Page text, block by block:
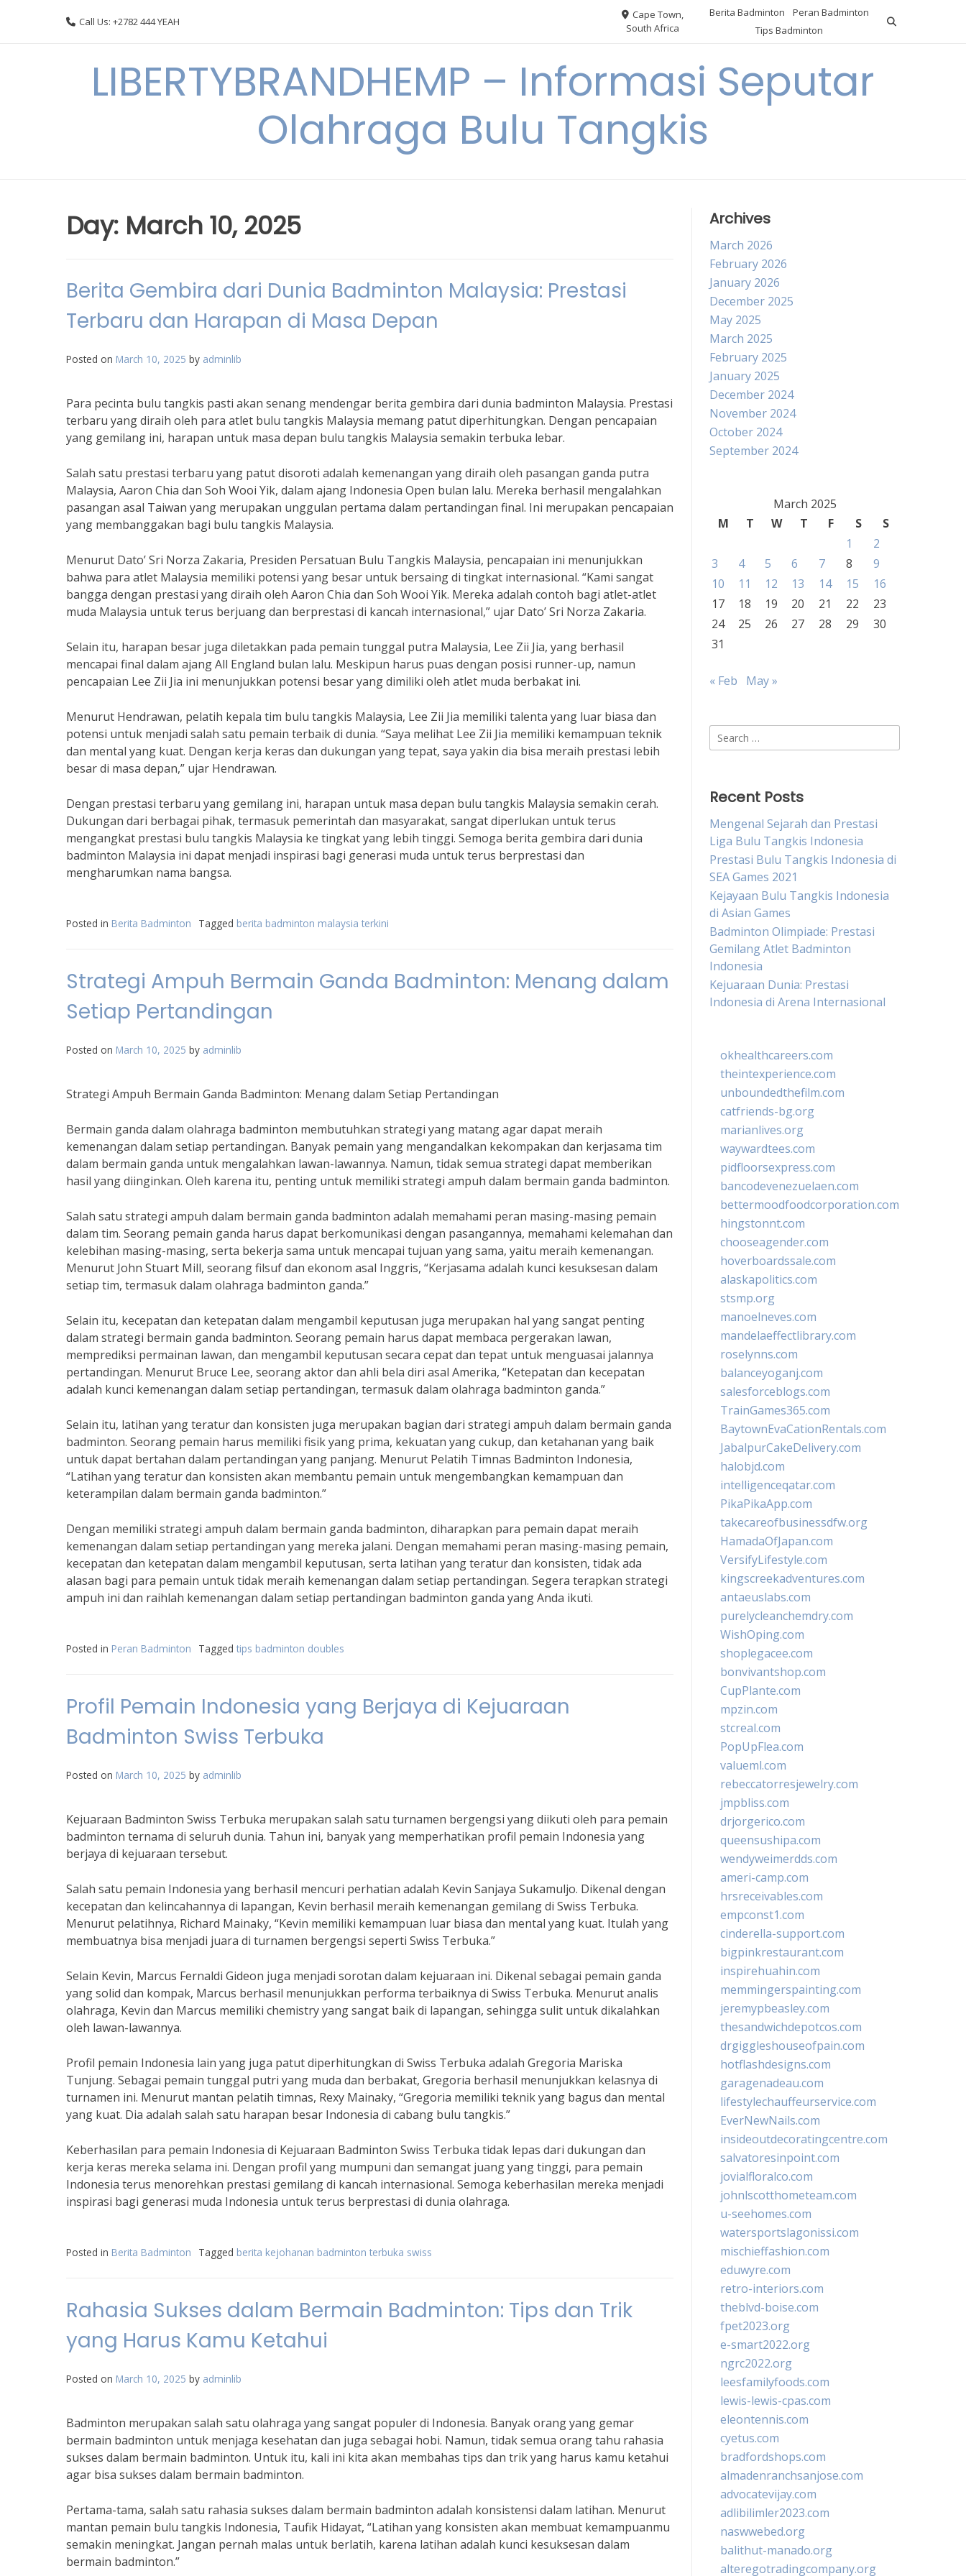
Call Us: +2782 444 YEAH
Cape Town,
South Africa
Berita Badminton
Peran Badminton
Tips Badminton
LIBERTYBRANDHEMP – Informasi Seputar
Olahraga Bulu Tangkis
Day: March 10, 2025
Berita Gembira dari Dunia Badminton Malaysia: Prestasi
Terbaru dan Harapan di Masa Depan
Posted on March 10, 2025 by adminlib
Para pecinta bulu tangkis pasti akan senang mendengar berita gembira dari dunia badminton Malaysia. Prestasi
terbaru yang diraih oleh para atlet bulu tangkis Malaysia memang patut diperhitungkan. Dengan pencapaian
yang gemilang ini, harapan untuk masa depan bulu tangkis Malaysia semakin terbuka lebar.
Salah satu prestasi terbaru yang patut disoroti adalah kemenangan yang diraih oleh pasangan ganda putra
Malaysia, Aaron Chia dan Soh Wooi Yik, dalam ajang Indonesia Open bulan lalu. Mereka berhasil mengalahkan
pasangan asal Taiwan yang merupakan unggulan pertama dalam pertandingan final. Ini merupakan pencapaian
yang membanggakan bagi bulu tangkis Malaysia.
Menurut Dato’ Sri Norza Zakaria, Presiden Persatuan Bulu Tangkis Malaysia, pencapaian ini menunjukkan
bahwa para atlet Malaysia memiliki potensi yang besar untuk bersaing di tingkat internasional. “Kami sangat
bangga dengan prestasi yang diraih oleh Aaron Chia dan Soh Wooi Yik. Mereka adalah contoh bagi atlet-atlet
muda Malaysia untuk terus berjuang dan berprestasi di kancah internasional,” ujar Dato’ Sri Norza Zakaria.
Selain itu, harapan besar juga diletakkan pada pemain tunggal putra Malaysia, Lee Zii Jia, yang berhasil
mencapai final dalam ajang All England bulan lalu. Meskipun harus puas dengan posisi runner-up, namun
pencapaian Lee Zii Jia ini menunjukkan potensi besar yang dimiliki oleh atlet muda berbakat ini.
Menurut Hendrawan, pelatih kepala tim bulu tangkis Malaysia, Lee Zii Jia memiliki talenta yang luar biasa dan
potensi untuk menjadi salah satu pemain terbaik di dunia. “Saya melihat Lee Zii Jia memiliki kemampuan teknik
dan mental yang kuat. Dengan kerja keras dan dukungan yang tepat, saya yakin dia bisa meraih prestasi lebih
besar di masa depan,” ujar Hendrawan.
Dengan prestasi terbaru yang gemilang ini, harapan untuk masa depan bulu tangkis Malaysia semakin cerah.
Dukungan dari berbagai pihak, termasuk pemerintah dan masyarakat, sangat diperlukan untuk terus
mengangkat prestasi bulu tangkis Malaysia ke tingkat yang lebih tinggi. Semoga berita gembira dari dunia
badminton Malaysia ini dapat menjadi inspirasi bagi generasi muda untuk terus berprestasi dan
mengharumkan nama bangsa.
Posted in Berita Badminton Tagged berita badminton malaysia terkini
Strategi Ampuh Bermain Ganda Badminton: Menang dalam
Setiap Pertandingan
Posted on March 10, 2025 by adminlib
Strategi Ampuh Bermain Ganda Badminton: Menang dalam Setiap Pertandingan
Bermain ganda dalam olahraga badminton membutuhkan strategi yang matang agar dapat meraih
kemenangan dalam setiap pertandingan. Banyak pemain yang mengandalkan kekompakan dan kerjasama tim
dalam bermain ganda untuk mengalahkan lawan-lawannya. Namun, tidak semua strategi dapat memberikan
hasil yang diinginkan. Oleh karena itu, penting untuk memiliki strategi ampuh dalam bermain ganda badminton.
Salah satu strategi ampuh dalam bermain ganda badminton adalah memahami peran masing-masing pemain
dalam tim. Seorang pemain ganda harus dapat berkomunikasi dengan pasangannya, memahami kelemahan dan
kelebihan masing-masing, serta bekerja sama untuk mencapai tujuan yang sama, yaitu meraih kemenangan.
Menurut John Stuart Mill, seorang filsuf dan ekonom asal Inggris, “Kerjasama adalah kunci kesuksesan dalam
setiap tim, termasuk dalam olahraga badminton ganda.”
Selain itu, kecepatan dan ketepatan dalam mengambil keputusan juga merupakan hal yang sangat penting
dalam strategi bermain ganda badminton. Seorang pemain harus dapat membaca pergerakan lawan,
memprediksi permainan lawan, dan mengambil keputusan secara cepat dan tepat untuk menguasai jalannya
pertandingan. Menurut Bruce Lee, seorang aktor dan ahli bela diri asal Amerika, “Ketepatan dan kecepatan
adalah kunci kemenangan dalam setiap pertandingan, termasuk dalam olahraga badminton ganda.”
Selain itu, latihan yang teratur dan konsisten juga merupakan bagian dari strategi ampuh dalam bermain ganda
badminton. Seorang pemain harus memiliki fisik yang prima, kekuatan yang cukup, dan ketahanan yang baik
untuk dapat bertahan dalam pertandingan yang panjang. Menurut Pelatih Timnas Badminton Indonesia,
“Latihan yang teratur dan konsisten akan membantu pemain untuk mengembangkan kemampuan dan
keterampilan dalam bermain ganda badminton.”
Dengan memiliki strategi ampuh dalam bermain ganda badminton, diharapkan para pemain dapat meraih
kemenangan dalam setiap pertandingan yang mereka jalani. Dengan memahami peran masing-masing pemain,
kecepatan dan ketepatan dalam mengambil keputusan, serta latihan yang teratur dan konsisten, tidak ada
alasan bagi para pemain untuk tidak meraih kemenangan dalam setiap pertandingan. Segera terapkan strategi
ampuh ini dan raihlah kemenangan dalam setiap pertandingan badminton ganda yang Anda ikuti.
Posted in Peran Badminton Tagged tips badminton doubles
Profil Pemain Indonesia yang Berjaya di Kejuaraan
Badminton Swiss Terbuka
Posted on March 10, 2025 by adminlib
Kejuaraan Badminton Swiss Terbuka merupakan salah satu turnamen bergengsi yang diikuti oleh para pemain
badminton ternama di seluruh dunia. Tahun ini, banyak yang memperhatikan profil pemain Indonesia yang
berjaya di kejuaraan tersebut.
Salah satu pemain Indonesia yang berhasil mencuri perhatian adalah Kevin Sanjaya Sukamuljo. Dikenal dengan
kecepatan dan kelincahannya di lapangan, Kevin berhasil meraih kemenangan gemilang di Swiss Terbuka.
Menurut pelatihnya, Richard Mainaky, “Kevin memiliki kemampuan luar biasa dan mental yang kuat. Itulah yang
membuatnya bisa menjadi juara di turnamen bergengsi seperti Swiss Terbuka.”
Selain Kevin, Marcus Fernaldi Gideon juga menjadi sorotan dalam kejuaraan ini. Dikenal sebagai pemain ganda
yang solid dan kompak, Marcus berhasil menunjukkan performa terbaiknya di Swiss Terbuka. Menurut analis
olahraga, Kevin dan Marcus memiliki chemistry yang sangat baik di lapangan, sehingga sulit untuk dikalahkan
oleh lawan-lawannya.
Profil pemain Indonesia lain yang juga patut diperhitungkan di Swiss Terbuka adalah Gregoria Mariska
Tunjung. Sebagai pemain tunggal putri yang muda dan berbakat, Gregoria berhasil menunjukkan kelasnya di
turnamen ini. Menurut mantan pelatih timnas, Rexy Mainaky, “Gregoria memiliki teknik yang bagus dan mental
yang kuat. Dia adalah salah satu harapan besar Indonesia di cabang bulu tangkis.”
Keberhasilan para pemain Indonesia di Kejuaraan Badminton Swiss Terbuka tidak lepas dari dukungan dan
kerja keras mereka selama ini. Dengan profil yang mumpuni dan semangat juang yang tinggi, para pemain
Indonesia terus menorehkan prestasi gemilang di kancah internasional. Semoga keberhasilan mereka menjadi
inspirasi bagi generasi muda Indonesia untuk terus berprestasi di dunia olahraga.
Posted in Berita Badminton Tagged berita kejohanan badminton terbuka swiss
Rahasia Sukses dalam Bermain Badminton: Tips dan Trik
yang Harus Kamu Ketahui
Posted on March 10, 2025 by adminlib
Badminton merupakan salah satu olahraga yang sangat populer di Indonesia. Banyak orang yang gemar
bermain badminton untuk menjaga kesehatan dan juga sebagai hobi. Namun, tidak semua orang tahu rahasia
sukses dalam bermain badminton. Untuk itu, kali ini kita akan membahas tips dan trik yang harus kamu ketahui
agar bisa sukses dalam bermain badminton.
Pertama-tama, salah satu rahasia sukses dalam bermain badminton adalah konsistensi dalam latihan. Menurut
mantan pemain bulu tangkis Indonesia, Taufik Hidayat, “Latihan yang konsisten akan membuat kemampuanmu
semakin meningkat. Jangan pernah malas untuk berlatih, karena latihan adalah kunci kesuksesan dalam
bermain badminton.”
Archives
March 2026
February 2026
January 2026
December 2025
May 2025
March 2025
February 2025
January 2025
December 2024
November 2024
October 2024
September 2024
March 2025
M
T W T F S
S
1
2
3
4 5 6 7 8
9
10
11 12 13 14 15
16
17
18 19 20 21 22
23
24
25 26 27 28 29
30
31
« Feb May »
Search
for:
Recent Posts
Mengenal Sejarah dan Prestasi
Liga Bulu Tangkis Indonesia
Prestasi Bulu Tangkis Indonesia di
SEA Games 2021
Kejayaan Bulu Tangkis Indonesia
di Asian Games
Badminton Olimpiade: Prestasi
Gemilang Atlet Badminton
Indonesia
Kejuaraan Dunia: Prestasi
Indonesia di Arena Internasional
okhealthcareers.com
theintexperience.com
unboundedthefilm.com
catfriends-bg.org
marianlives.org
waywardtees.com
pidfloorsexpress.com
bancodevenezuelaen.com
bettermoodfoodcorporation.com
hingstonnt.com
chooseagender.com
hoverboardssale.com
alaskapolitics.com
stsmp.org
manoelneves.com
mandelaeffectlibrary.com
roselynns.com
balanceyoganj.com
salesforceblogs.com
TrainGames365.com
BaytownEvaCationRentals.com
JabalpurCakeDelivery.com
halobjd.com
intelligenceqatar.com
PikaPikaApp.com
takecareofbusinessdfw.org
HamadaOfJapan.com
VersifyLifestyle.com
kingscreekadventures.com
antaeuslabs.com
purelycleanchemdry.com
WishOping.com
shoplegacee.com
bonvivantshop.com
CupPlante.com
mpzin.com
stcreal.com
PopUpFlea.com
valueml.com
rebeccatorresjewelry.com
jmpbliss.com
drjorgerico.com
queensushipa.com
wendyweimerdds.com
ameri-camp.com
hrsreceivables.com
empconst1.com
cinderella-support.com
bigpinkrestaurant.com
inspirehuahin.com
memmingerspainting.com
jeremypbeasley.com
thesandwichdepotcos.com
drgiggleshouseofpain.com
hotflashdesigns.com
garagenadeau.com
lifestylechauffeurservice.com
EverNewNails.com
insideoutdecoratingcentre.com
salvatoresinpoint.com
jovialfloralco.com
johnlscotthometeam.com
u-seehomes.com
watersportslagonissi.com
mischieffashion.com
eduwyre.com
retro-interiors.com
theblvd-boise.com
fpet2023.org
e-smart2022.org
ngrc2022.org
leesfamilyfoods.com
lewis-lewis-cpas.com
eleontennis.com
cyetus.com
bradfordshops.com
almadenranchsanjose.com
advocatevijay.com
adlibilimler2023.com
naswwebed.org
balithut-manado.org
alteregotradingcompany.org